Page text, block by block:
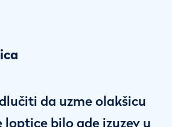
da uzme olakšicu
loptice bilo gde izuzev u